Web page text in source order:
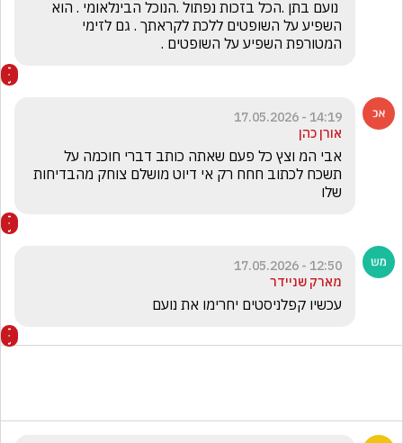
המטורפת השפיע על השופטים .
14:19 - 17.05.2026
אורן כהן
שלו
12:50 - 17.05.2026
מארק שניידר
עכשיו קפלניסטים יחרימו את נועם